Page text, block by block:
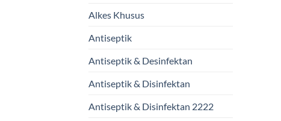
Alkes Khusus
Antiseptik
Antiseptik & Desinfektan
Antiseptik & Disinfektan
Antiseptik & Disinfektan 2222